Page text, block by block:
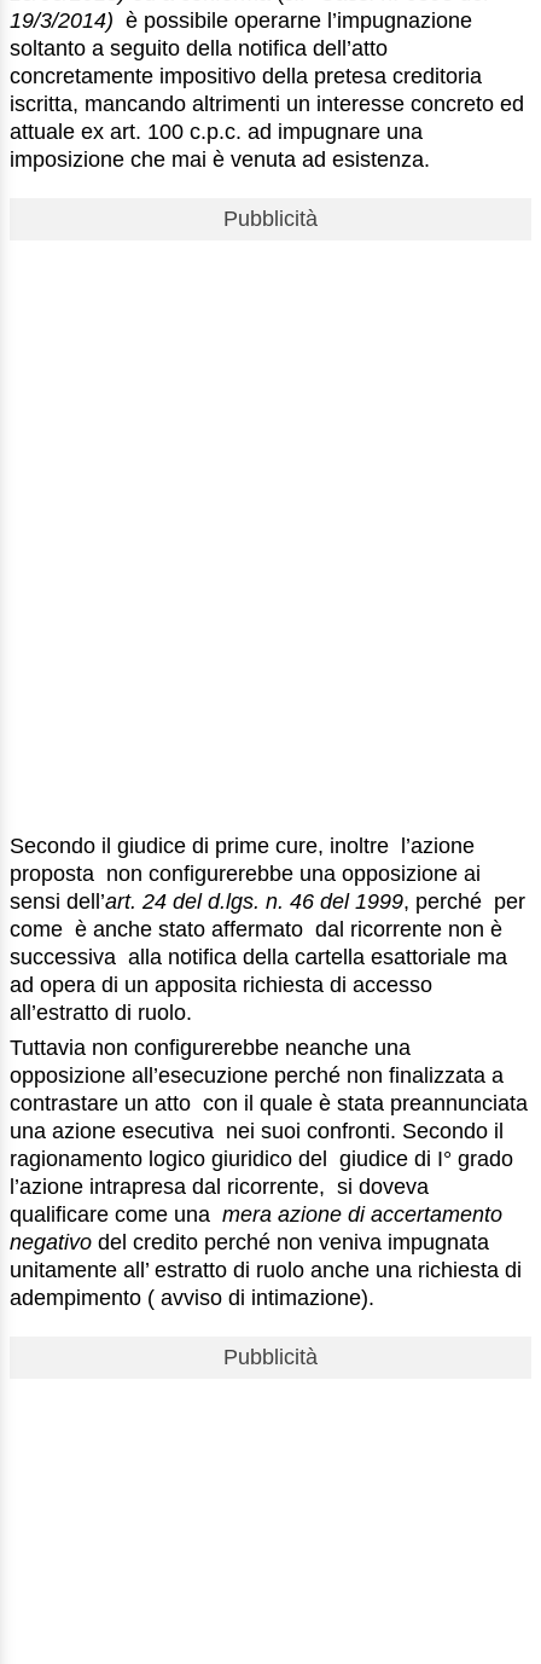
19/3/2014) è possibile operarne l’impugnazione
soltanto a seguito della notifica dell’atto
concretamente impositivo della pretesa creditoria
iscritta, mancando altrimenti un interesse concreto ed
attuale ex art. 100 c.p.c. ad impugnare una
imposizione che mai è venuta ad esistenza.
Pubblicità
Secondo il giudice di prime cure, inoltre l’azione
proposta non configurerebbe una opposizione ai
sensi dell’art. 24 del d.lgs. n. 46 del 1999, perché per
come è anche stato affermato dal ricorrente non è
successiva alla notifica della cartella esattoriale ma
ad opera di un apposita richiesta di accesso
all’estratto di ruolo.
Tuttavia non configurerebbe neanche una
opposizione all’esecuzione perché non finalizzata a
contrastare un atto con il quale è stata preannunciata
una azione esecutiva nei suoi confronti. Secondo il
ragionamento logico giuridico del giudice di I° grado
l’azione intrapresa dal ricorrente, si doveva
qualificare come una mera azione di accertamento
negativo del credito perché non veniva impugnata
unitamente all’ estratto di ruolo anche una richiesta di
adempimento ( avviso di intimazione).
Pubblicità